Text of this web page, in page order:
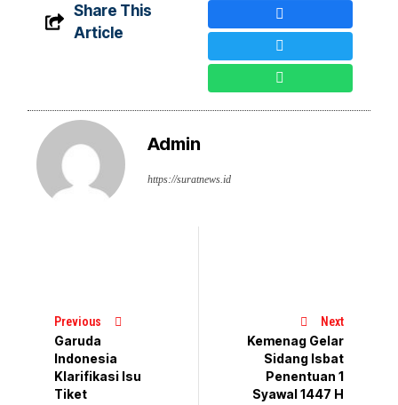
Share This
Article
Admin
https://suratnews.id
Previous
Garuda
Indonesia
Klarifikasi Isu
Tiket
Next
Kemenag Gelar
Sidang Isbat
Penentuan 1
Syawal 1447 H